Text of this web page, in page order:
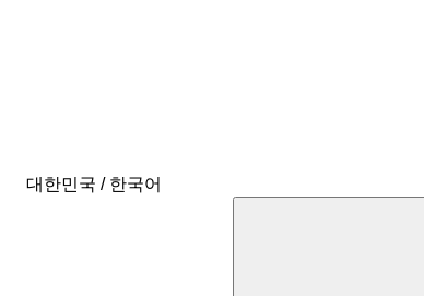
대한민국 / 한국어